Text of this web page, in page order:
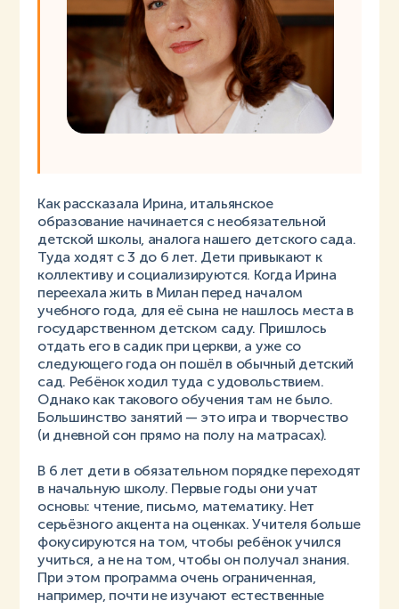
Как рассказала Ирина, итальянское
образование начинается с необязательной
детской школы, аналога нашего детского сада.
Туда ходят с 3 до 6 лет. Дети привыкают к
коллективу и социализируются. Когда Ирина
переехала жить в Милан перед началом
учебного года, для её сына не нашлось места в
государственном детском саду. Пришлось
отдать его в садик при церкви, а уже со
следующего года он пошёл в обычный детский
сад. Ребёнок ходил туда с удовольствием.
Однако как такового обучения там не было.
Большинство занятий — это игра и творчество
(и дневной сон прямо на полу на матрасах).
В 6 лет дети в обязательном порядке переходят
в начальную школу. Первые годы они учат
основы: чтение, письмо, математику. Нет
серьёзного акцента на оценках. Учителя больше
фокусируются на том, чтобы ребёнок учился
учиться, а не на том, чтобы он получал знания.
При этом программа очень ограниченная,
например, почти не изучают естественные